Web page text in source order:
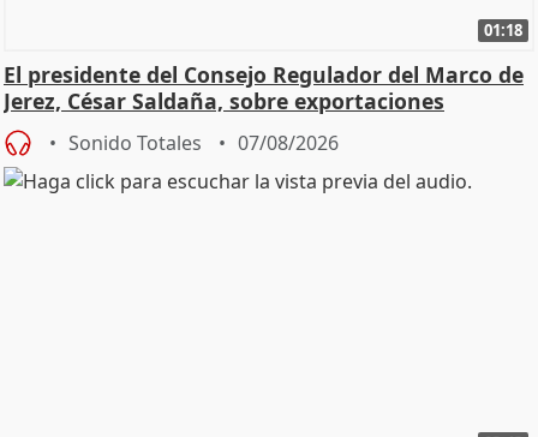
01:18
El presidente del Consejo Regulador del Marco de
Jerez, César Saldaña, sobre exportaciones
Sonido Totales 07/08/2026